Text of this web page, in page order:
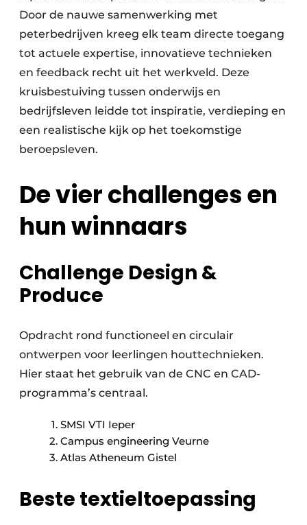
Door de nauwe samenwerking met
peterbedrijven kreeg elk team directe toegang
tot actuele expertise, innovatieve technieken
en feedback recht uit het werkveld. Deze
kruisbestuiving tussen onderwijs en
bedrijfsleven leidde tot inspiratie, verdieping en
een realistische kijk op het toekomstige
beroepsleven.
De vier challenges en
hun winnaars
Challenge Design &
Produce
Opdracht rond functioneel en circulair
ontwerpen voor leerlingen houttechnieken.
Hier staat het gebruik van de CNC en CAD-
programma’s centraal.
SMSI VTI Ieper
Campus engineering Veurne
Atlas Atheneum Gistel
Beste textieltoepassing